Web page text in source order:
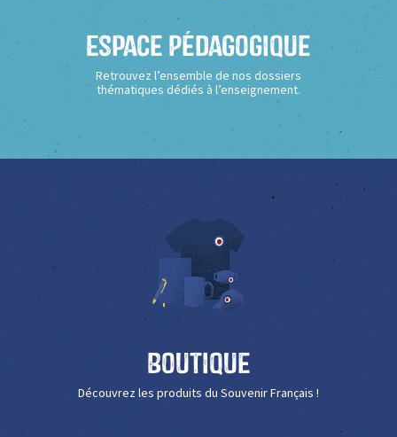
Espace Pédagogique
Retrouvez l’ensemble de nos dossiers
thématiques dédiés à l’enseignement.
Boutique
Découvrez les produits du Souvenir Français !